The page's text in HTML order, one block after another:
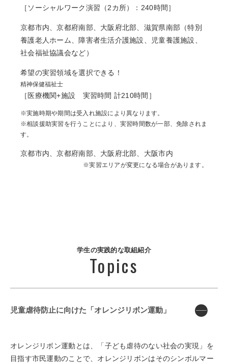
［ソーシャルワーク演習（2カ所）：240時間］
京都市内、京都府南部、大阪府北部、滋賀県南部（特別
養護老人ホーム、障害者生活介護施設、児童養護施設、
社会福祉協議会など）
希望の実習領域を選択できる！
精神保健福祉士
［医療機関+施設 実習時間 計210時間］
※実施時期や期間は受入れ施設により異なります。
※相談援助実習を行うことにより、実習時間数が一部、免除されま
す。
京都市内、京都府南部、大阪府北部、大阪市内
※実習エリアが変更になる場合があります。
学生の実践的な取組紹介
Topics
児童虐待防止に向けた「オレンジリボン運動」
オレンジリボン運動とは、「子ども虐待のない社会の実現」を
目指す市民運動のことで、オレンジリボンはそのシンボルマー